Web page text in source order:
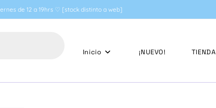
de 12 a 19hrs ♡ [stock distinto a web]
Inicio ¡NUEVO! TIENDA